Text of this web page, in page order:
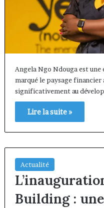
Angela Ngo Ndouga est
marqué le paysage
significativement au
Lire la suite »
Actualité
Building :